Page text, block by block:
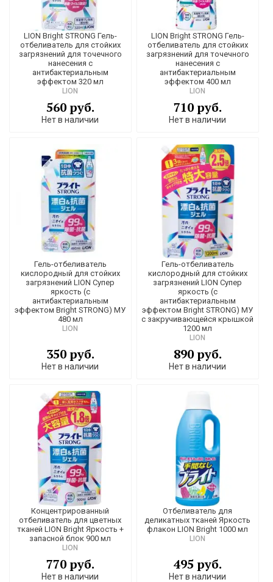
LION Bright STRONG Гель-
отбеливатель для стойких
загрязнений для точечного
нанесения с
антибактериальным
эффектом 320 мл
LION
560 руб.
Нет в наличии
LION Bright STRONG Гель-
отбеливатель для стойких
загрязнений для точечного
нанесения с
антибактериальным
эффектом 400 мл
LION
710 руб.
Нет в наличии
Гель-отбеливатель
кислородный для стойких
загрязнений LION Супер
яркость (с
антибактериальным
эффектом Bright STRONG) МУ
480 мл
LION
350 руб.
Нет в наличии
Гель-отбеливатель
кислородный для стойких
загрязнений LION Супер
яркость (с
антибактериальным
эффектом Bright STRONG) МУ
с закручивающейся крышкой
1200 мл
LION
890 руб.
Нет в наличии
Концентрированный
отбеливатель для цветных
тканей LION Bright Яркость +
запасной блок 900 мл
LION
770 руб.
Нет в наличии
Отбеливатель для
деликатных тканей Яркость
флакон LION Bright 1000 мл
LION
495 руб.
Нет в наличии